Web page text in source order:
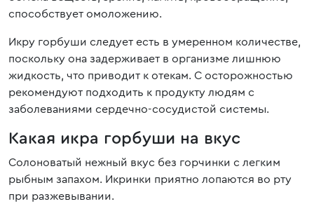
способствует омоложению.
Икру горбуши следует есть в умеренном количестве,
поскольку она задерживает в организме лишнюю
жидкость, что приводит к отекам. С осторожностью
рекомендуют подходить к продукту людям с
заболеваниями сердечно-сосудистой системы.
Какая икра горбуши на вкус
Солоноватый нежный вкус без горчинки с легким
рыбным запахом. Икринки приятно лопаются во рту
при разжевывании.